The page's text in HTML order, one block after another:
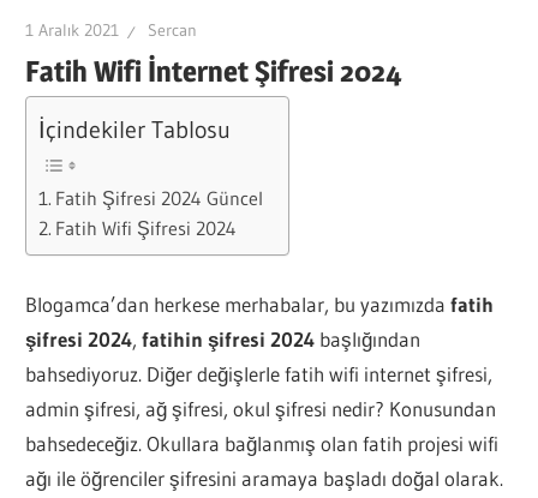
1 Aralık 2021 Sercan
Fatih Wifi İnternet Şifresi 2024
İçindekiler Tablosu
Fatih Şifresi 2024 Güncel
Fatih Wifi Şifresi 2024
Blogamca’dan herkese merhabalar, bu yazımızdafatih
şifresi 2024,fatihin şifresi 2024 başlığından
bahsediyoruz. Diğer değişlerle fatih wifi internet şifresi,
admin şifresi, ağ şifresi, okul şifresi nedir? Konusundan
bahsedeceğiz. Okullara bağlanmış olan fatih projesi wifi
ağı ile öğrenciler şifresini aramaya başladı doğal olarak.